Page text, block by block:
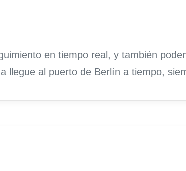
en tiempo real, y también
llegue al puerto de Berlín a tiempo,